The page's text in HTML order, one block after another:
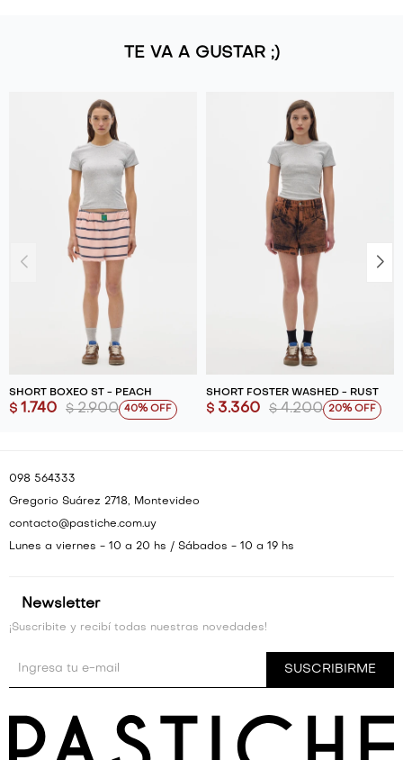
TE VA A GUSTAR ;)
SHORT BOXEO ST - PEACH
$ 1.740 $ 2.900 40
SHORT FOSTER WASHED - RUST
$ 3.360 $ 4.200 20
Newsletter
¡Suscribite y recibí todas nuestras novedades!
SUSCRIBIRME
098 564333
Gregorio Suárez 2718, Montevideo
contacto@pastiche.com.uy
Lunes a viernes - 10 a 20 hs / Sábados - 10 a 19 hs